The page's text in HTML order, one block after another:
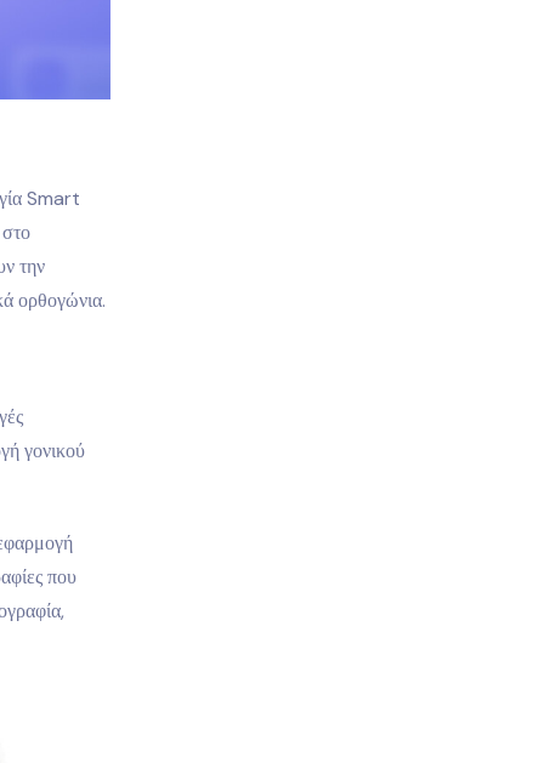
Smart
την
ορθογώνια.
γονικού
που